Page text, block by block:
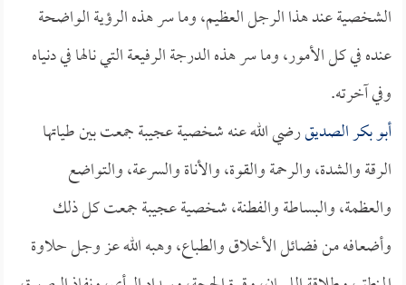
الشخصية عند هذا الرجل العظيم، وما سر هذه الرؤية الواضحة
عنده في كل الأمور، وما سر هذه الدرجة الرفيعة التي نالها في دنياه
وفي آخرته.
أبو بكر الصديقرضي الله عنه شخصية عجيبة جمعت بين طياتها
الرقة والشدة، والرحمة والقوة، والأناة والسرعة، والتواضع
والعظمة، والبساطة والفطنة، شخصية عجيبة جمعت كل ذلك
وأضعافه من فضائل الأخلاق والطباع، وهبه الله عز وجل حلاوة